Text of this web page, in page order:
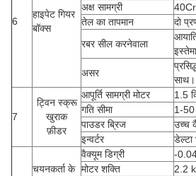
6
हाइपेट गियर
बॉक्स
अक्ष सामग्री
40Cr
तेल का तापमान
दो
रबर सील करनेवाला
असर
साथ।
7
ट्विन स्क्रू
खुराक
फ़ीडर
आपूर्ति सामग्री मोटर
1.5
गति सीमा
1-50
पाउडर ब्रिज
उच्च
इन्वर्टर
डेल्टा
चयनकर्ता के
वैक्यूम डिग्री
-
मोटर शक्ति
2.2